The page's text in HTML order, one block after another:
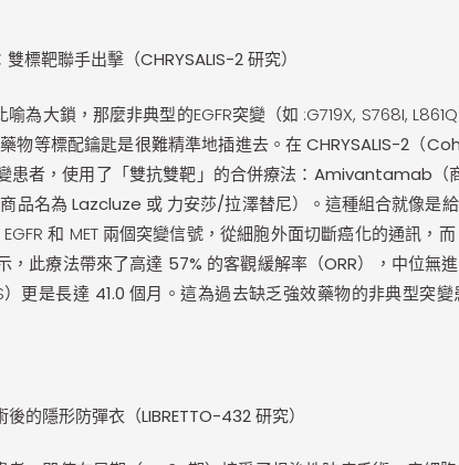
雙標靶聯手出擊（CHRYSALIS-2 研究）
喻為大鎖，那麼非典型的EGFR突變（如 :G719X, S768I,
物等標配鑰匙是很難精準地插進去。在CHRYSALIS-2（
患者，使用了「雙抗雙靶」的合併療法： Amivantamab（
商品名為 Lazcluze 或 力安莎/拉澤替尼）
。這種組合就像是
和 MET 兩個突變信號，從細胞外面切斷癌化的通訊，
，此療法帶來了高達 57% 的客觀緩解率（ORR） ，中位無
更是長達 41.0 個月 。這為過去缺乏強效藥物的非典型突
的隱形防彈衣（LIBRETTO-432 研究）